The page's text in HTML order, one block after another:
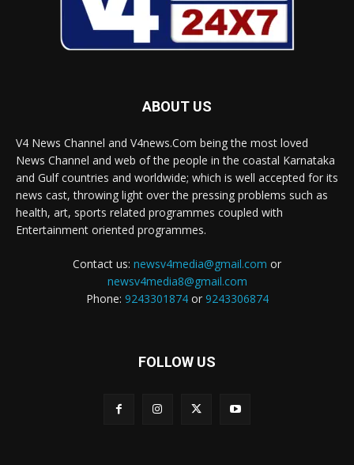
ABOUT US
V4 News Channel and V4news.Com being the most loved
News Channel and web of the people in the coastal Karnataka
and Gulf countries and worldwide; which is well accepted for its
news cast, throwing light over the pressing problems such as
health, art, sports related programmes coupled with
Entertainment oriented programmes.
Contact us: newsv4media@gmail.com or
newsv4media8@gmail.com
Phone: 9243301874or 9243306874
FOLLOW US